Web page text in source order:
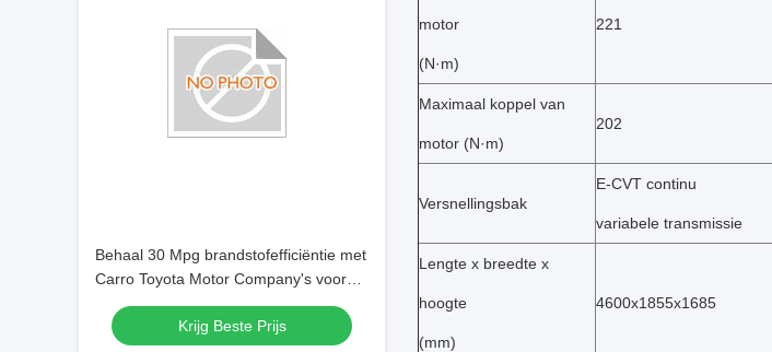
Behaal 30 Mpg brandstofefficiëntie met
Carro Toyota Motor Company's voorste
trommel achterste trommelremsysteem
Krijg Beste Prijs
motor
(N·m)
221
Maximaal koppel van
motor (N·m)
202
Versnellingsbak
E-CVT continu
variabele transmissie
Lengte x breedte x
hoogte
(mm)
4600x1855x1685